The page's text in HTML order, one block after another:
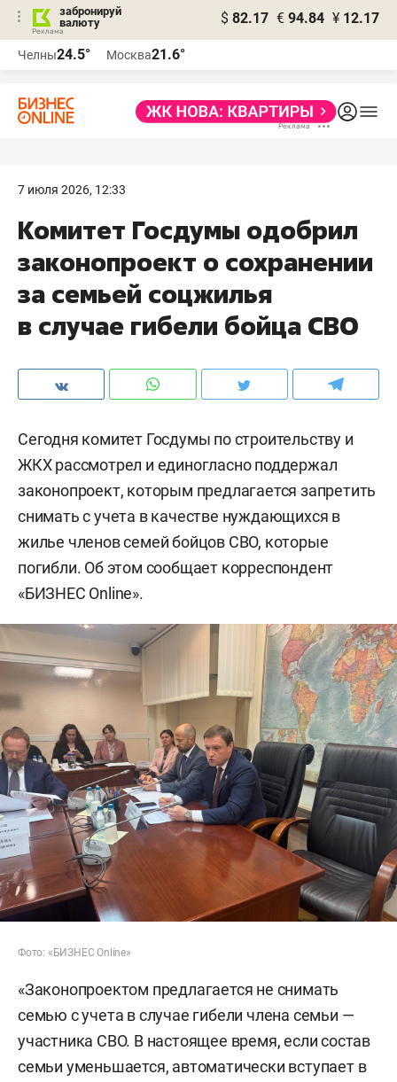
забронируй
валюту
$ 82.17 € 94.84 ¥ 12.17
Челны24.5° Москва21.6°
7 июля 2026, 12:33
Комитет Госдумы одобрил
законопроект о сохранении
за семьей соцжилья
в случае гибели бойца СВО
Сегодня комитет Госдумы по строительству и
ЖКХ рассмотрел и единогласно поддержал
законопроект, которым предлагается запретить
снимать с учета в качестве нуждающихся в
жилье членов семей бойцов СВО, которые
погибли. Об этом сообщает корреспондент
«БИЗНЕС Online».
Фото: «БИЗНЕС Online»
«Законопроектом предлагается не снимать
семью с учета в случае гибели члена семьи —
участника СВО. В настоящее время, если состав
семьи уменьшается, автоматически вступает в